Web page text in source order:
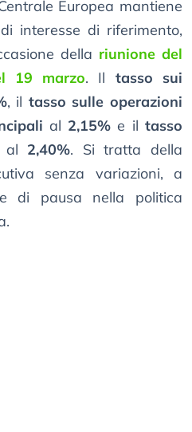
Europea mantiene
interesse di riferimento,
della riunione del
19 marzo. Il tasso sui
, il tasso sulle operazioni
al 2,15% e il tasso
al 2,40%. Si tratta della
senza variazioni, a
di pausa nella politica